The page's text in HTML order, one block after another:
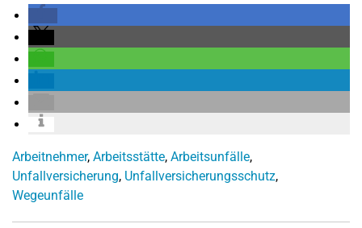
Arbeitnehmer, Arbeitsstätte, Arbeitsunfälle,
Unfallversicherung, Unfallversicherungsschutz,
Wegeunfälle